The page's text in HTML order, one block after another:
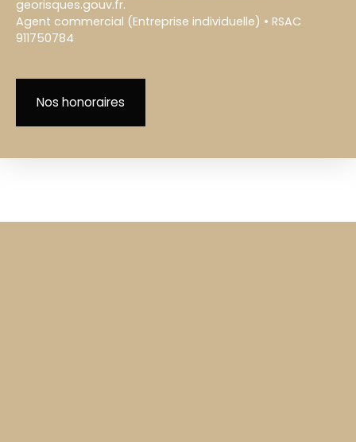
georisques.gouv.fr.
Agent commercial (Entreprise individuelle) • RSAC
911750784
Nos honoraires